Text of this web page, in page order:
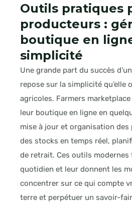
Outils pratiques
producteurs :
boutique en
simplicité
Une grande part du succès
repose sur la simplicité qu’elle
agricoles. Farmers
leur boutique en ligne en
mise à jour et organisation
des stocks en temps réel,
de retrait. Ces outils
quotidien et leur donnent les
concentrer sur ce qui compte
terre et perpétuer un savoir-